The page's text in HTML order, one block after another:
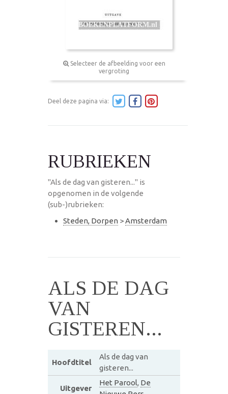
Selecteer de afbeelding voor een
vergroting
Deel deze pagina via:
RUBRIEKEN
"Als de dag van gisteren..." is
opgenomen in de volgende
(sub-)rubrieken:
Steden, Dorpen >Amsterdam
ALS DE DAG
VAN
GISTEREN...
Hoofdtitel
Als de dag van
gisteren...
Uitgever
Het Parool, De